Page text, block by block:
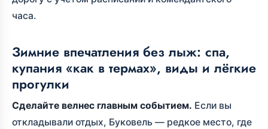
часа.
Зимние впечатления без лыж: спа,
купания «как в термах», виды и лёгкие
прогулки
Сделайте велнес главным событием. Если вы
откладывали отдых, Буковель — редкое место, где